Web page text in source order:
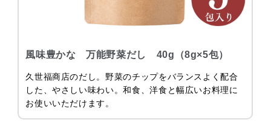
風味豊かな 万能野菜だし 40g（8g×5包）
久世福商店のだし。野菜のチップをバランスよく配合
した、やさしい味わい。和食、洋食と幅広いお料理に
お使いいただけます。